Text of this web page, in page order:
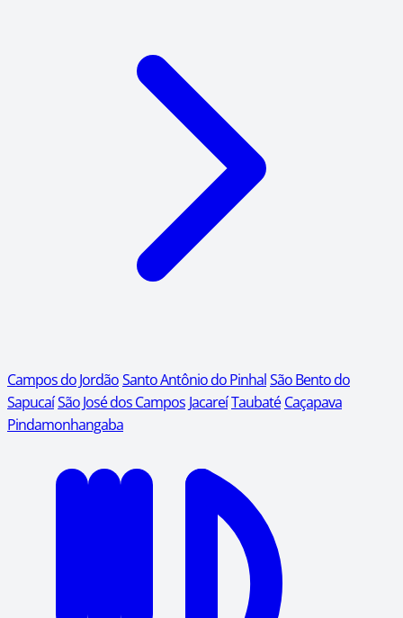
Campos do JordãoSanto Antônio do PinhalSão Bento do
SapucaíSão José dos Campos JacareíTaubaté Caçapava
Pindamonhangaba